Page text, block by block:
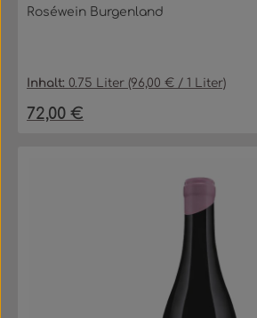
Roséwein Burgenland
Inhalt:0.75 Liter (96,00 € / 1 Liter)
Regulärer Preis:
72,00 €